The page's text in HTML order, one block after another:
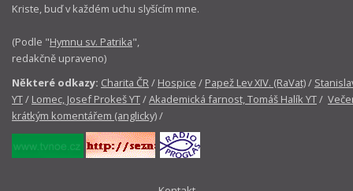
Kriste, buď v každém uchu slyšícím mne.
(Podle "Hymnu sv. Patrika",
redakčně upraveno)
Některé odkazy: Charita ČR/ Hospice / Papež Lev XIV. (RaVat)/
YT/ Lomec, Josef Prokeš YT/Akademická farnost, Tomáš Halík YT/
krátkým komentářem (anglicky)/